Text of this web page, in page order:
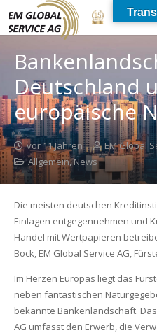
Deutschland
europäische
vor 11 Jahren
EM Global
Allgemein,News
Die meisten deutschen
Einlagen entgegennehmen und
Handel mit Wertpapieren
Bock, EM Global Service AG,
Im Herzen Europas liegt das
neben fantastischen
bekannte Bankenlandschaft.
AG umfasst den Erwerb, die